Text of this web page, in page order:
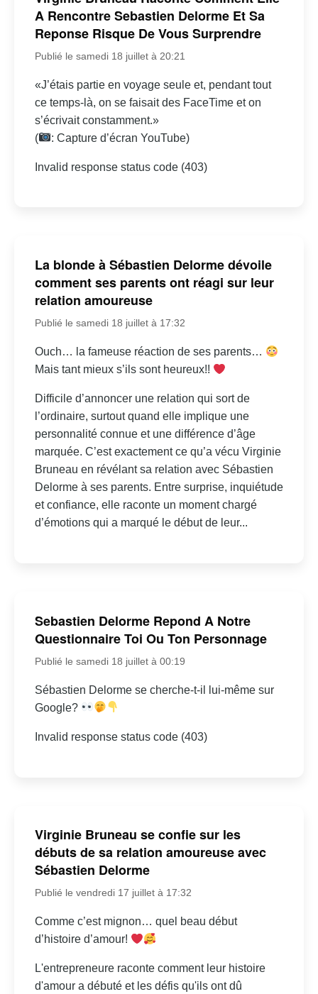
A Rencontre Sebastien Delorme Et Sa
Reponse Risque De Vous Surprendre
Publié le samedi 18 juillet à 20:21
«J’étais partie en voyage seule et, pendant tout
ce temps-là, on se faisait des FaceTime et on
s’écrivait constamment.»
(
: Capture d’écran YouTube)
Invalid response status code (403)
La blonde à Sébastien Delorme dévoile
comment ses parents ont réagi sur leur
relation amoureuse
Publié le samedi 18 juillet à 17:32
Ouch… la fameuse réaction de ses parents…
Mais tant mieux s’ils sont heureux!!
Difficile d’annoncer une relation qui sort de
l’ordinaire, surtout quand elle implique une
personnalité connue et une différence d’âge
marquée. C’est exactement ce qu’a vécu Virginie
Bruneau en révélant sa relation avec Sébastien
Delorme à ses parents. Entre surprise, inquiétude
et confiance, elle raconte un moment chargé
d’émotions qui a marqué le début de leur...
Sebastien Delorme Repond A Notre
Questionnaire Toi Ou Ton Personnage
Publié le samedi 18 juillet à 00:19
Sébastien Delorme se cherche-t-il lui-même sur
Google?
Invalid response status code (403)
Virginie Bruneau se confie sur les
débuts de sa relation amoureuse avec
Sébastien Delorme
Publié le vendredi 17 juillet à 17:32
Comme c’est mignon… quel beau début
d’histoire d’amour!
L'entrepreneure raconte comment leur histoire
d'amour a débuté et les défis qu'ils ont dû